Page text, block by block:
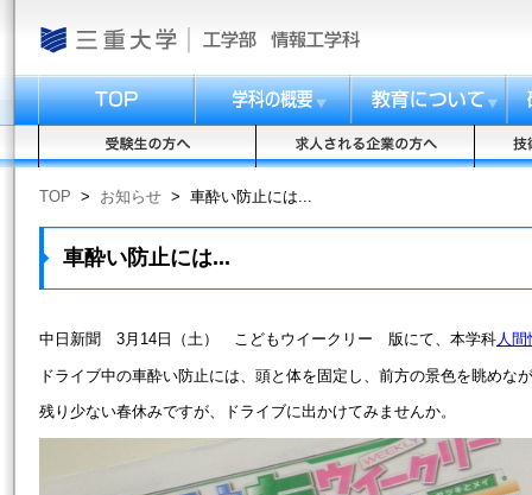
TOP > お知らせ > 車酔い防止には...
車酔い防止には...
中日新聞 3月14日（土） こどもウイークリー 版にて、本学科 人
ドライブ中の車酔い防止には、頭と体を固定し、前方の景色を眺め
残り少ない春休みですが、ドライブに出かけてみませんか。